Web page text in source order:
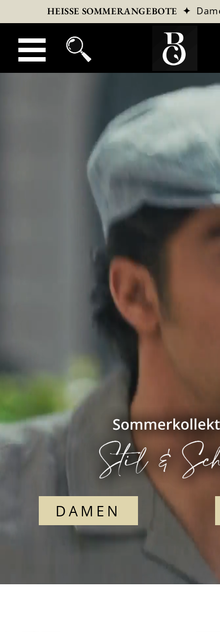
HEISSE SOMMERANGEBOTE ✦
DAMEN